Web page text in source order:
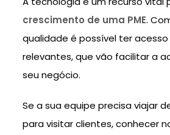
crescimento de uma PME.
qualidade é possível ter
relevantes, que vão facilitar a
seu negócio.
Se a sua equipe precisa viajar
para visitar clientes, conhecer